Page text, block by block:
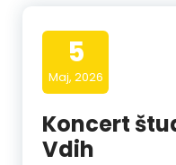
5
Maj, 2026
Koncert
Vdih